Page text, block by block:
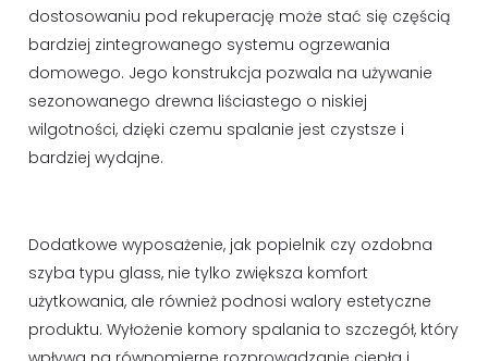
dostosowaniu pod rekuperację może stać się częścią
bardziej zintegrowanego systemu ogrzewania
domowego. Jego konstrukcja pozwala na używanie
sezonowanego drewna liściastego o niskiej
wilgotności, dzięki czemu spalanie jest czystsze i
bardziej wydajne.
Dodatkowe wyposażenie, jak popielnik czy ozdobna
szyba typu glass, nie tylko zwiększa komfort
użytkowania, ale również podnosi walory estetyczne
produktu. Wyłożenie komory spalania to szczegół, który